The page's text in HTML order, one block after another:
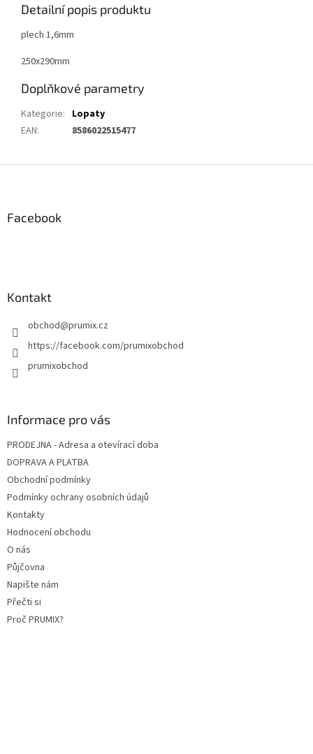
Detailní popis produktu
plech 1,6mm
250x290mm
Doplňkové parametry
Kategorie: Lopaty
EAN: 8586022515477
Facebook
Kontakt
obchod@prumix.cz
https://facebook.com/prumixobchod
prumixobchod
Informace pro vás
PRODEJNA - Adresa a otevírací doba
DOPRAVA A PLATBA
Obchodní podmínky
Podmínky ochrany osobních údajů
Kontakty
Hodnocení obchodu
O nás
Půjčovna
Napište nám
Přečti si
Proč PRUMIX?